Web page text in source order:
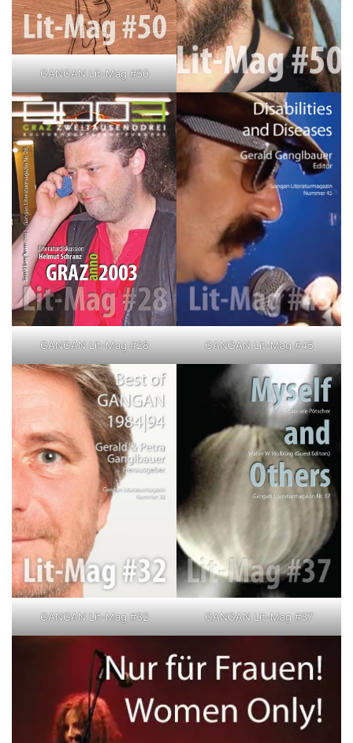
GANGAN Lit-Mag #50
GANGAN Lit-Mag #28 GANGAN Lit-Mag #45
GANGAN Lit-Mag #32 GANGAN Lit-Mag #37